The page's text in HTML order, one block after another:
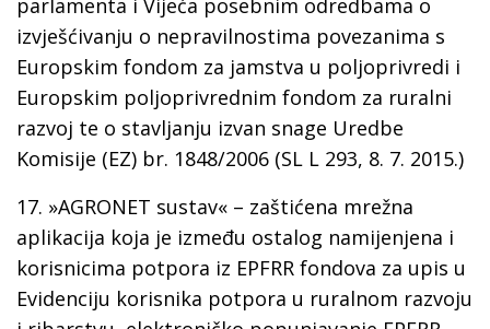
parlamenta i Vijeća posebnim odredbama o
izvješćivanju o nepravilnostima povezanima s
Europskim fondom za jamstva u poljoprivredi i
Europskim poljoprivrednim fondom za ruralni
razvoj te o stavljanju izvan snage Uredbe
Komisije (EZ) br. 1848/2006 (SL L 293, 8. 7. 2015.)
17. »AGRONET sustav« – zaštićena mrežna
aplikacija koja je između ostalog namijenjena i
korisnicima potpora iz EPFRR fondova za upis u
Evidenciju korisnika potpora u ruralnom razvoju